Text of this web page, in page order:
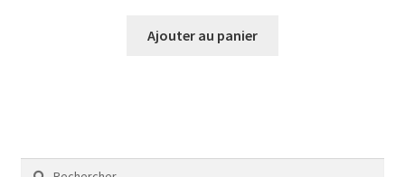
Ajouter au panier
Rechercher :